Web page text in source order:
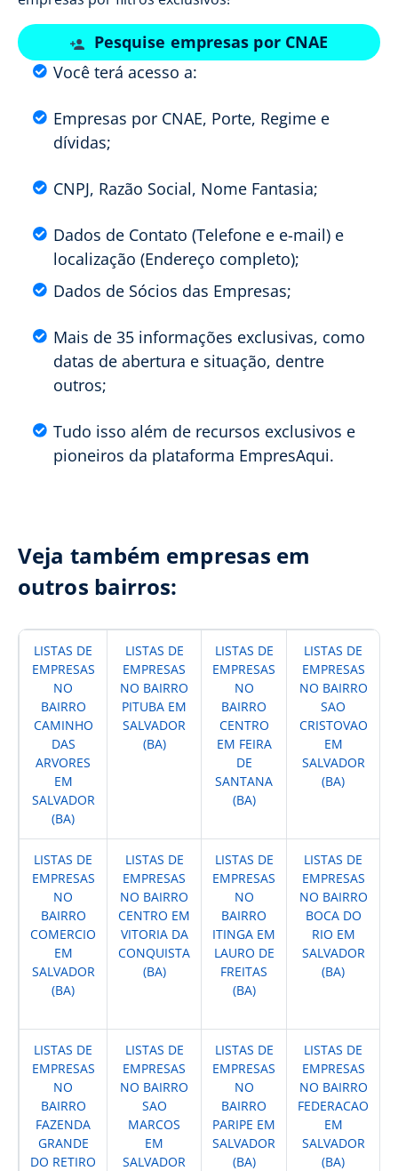
Pesquise empresas por CNAE
Você terá acesso a:
Empresas por CNAE, Porte, Regime e
dívidas;
CNPJ, Razão Social, Nome Fantasia;
Dados de Contato (Telefone e e-mail) e
localização (Endereço completo);
Dados de Sócios das Empresas;
Mais de 35 informações exclusivas, como
datas de abertura e situação, dentre
outros;
Tudo isso além de recursos exclusivos e
pioneiros da plataforma EmpresAqui.
Veja também empresas em
outros bairros:
LISTAS DE
EMPRESAS
NO
BAIRRO
CAMINHO
DAS
ARVORES
EM
SALVADOR
(BA)
LISTAS DE
EMPRESAS
NO BAIRRO
PITUBA EM
SALVADOR
(BA)
LISTAS DE
EMPRESAS
NO
BAIRRO
CENTRO
EM FEIRA
DE
SANTANA
(BA)
LISTAS DE
EMPRESAS
NO BAIRRO
SAO
CRISTOVAO
EM
SALVADOR
(BA)
LISTAS DE
EMPRESAS
NO
BAIRRO
COMERCIO
EM
SALVADOR
(BA)
LISTAS DE
EMPRESAS
NO BAIRRO
CENTRO EM
VITORIA DA
CONQUISTA
(BA)
LISTAS DE
EMPRESAS
NO
BAIRRO
ITINGA EM
LAURO DE
FREITAS
(BA)
LISTAS DE
EMPRESAS
NO BAIRRO
BOCA DO
RIO EM
SALVADOR
(BA)
LISTAS DE
EMPRESAS
NO
BAIRRO
FAZENDA
GRANDE
DO RETIRO
LISTAS DE
EMPRESAS
NO BAIRRO
SAO
MARCOS
EM
SALVADOR
LISTAS DE
EMPRESAS
NO
BAIRRO
PARIPE EM
SALVADOR
(BA)
LISTAS DE
EMPRESAS
NO BAIRRO
FEDERACAO
EM
SALVADOR
(BA)